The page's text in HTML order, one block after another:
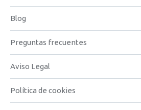
Blog
Preguntas frecuentes
Aviso Legal
Política de cookies